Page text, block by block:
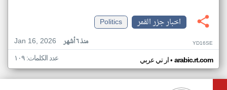
اخبار جزر القمر
Politics
Jan 16, 2026
منذ ٦ أشهر YD16SE
ار تي عربي• arabic.rt.com عدد الكلمات: ١٠٩